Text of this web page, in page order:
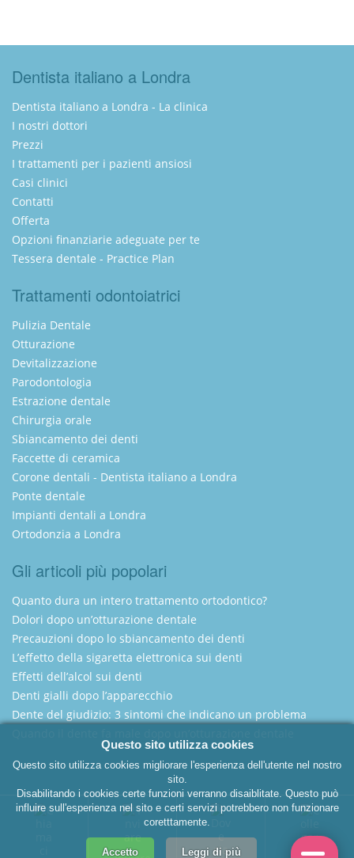
Dentista italiano a Londra
Dentista italiano a Londra - La clinica
I nostri dottori
Prezzi
I trattamenti per i pazienti ansiosi
Casi clinici
Contatti
Offerta
Opzioni finanziarie adeguate per te
Tessera dentale - Practice Plan
Trattamenti odontoiatrici
Pulizia Dentale
Otturazione
Devitalizzazione
Parodontologia
Estrazione dentale
Chirurgia orale
Sbiancamento dei denti
Faccette di ceramica
Corone dentali - Dentista italiano a Londra
Ponte dentale
Impianti dentali a Londra
Ortodonzia a Londra
Gli articoli più popolari
Quanto dura un intero trattamento ortodontico?
Dolori dopo un’otturazione dentale
Precauzioni dopo lo sbiancamento dei denti
L’effetto della sigaretta elettronica sui denti
Effetti dell’alcol sui denti
Denti gialli dopo l’apparecchio
Dente del giudizio: 3 sintomi che indicano un problema
Italian Dentist London
Copyright 2025 - Dentista Italiano a Londra
Questo sito utilizza cookies
Questo sito utilizza cookies migliorare l'esperienza dell'utente nel nostro
sito.
Disabilitando i cookies certe funzioni verranno disaiblitate. Questo può
influire sull'esperienza nel sito e certi servizi potrebbero non funzionare
coretttamente.
Accetto Leggi di più